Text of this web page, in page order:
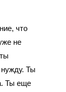
что
не
Ты
Ты еще